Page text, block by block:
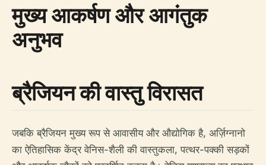
मुख्य आकर्षण और आगंतुक
अनुभव
ब्रैजियन की वास्तु विरासत
जबकि ब्रैजियन मुख्य रूप से आवासीय और औद्योगिक है, अर्ज़िग्नानो
का ऐतिहासिक केंद्र वेनिस-शैली की वास्तुकला, पत्थर-पक्की सड़कों